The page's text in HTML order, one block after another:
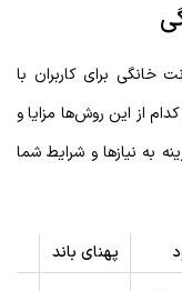
خانگی برای کاربران با
از این روش‌ها مزایا و
به نیازها و شرایط شما
پهنای باند